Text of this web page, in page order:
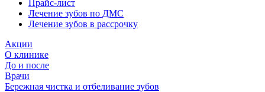
Прайс-лист
Лечение зубов по ДМС
Лечение зубов в рассрочку
Акции
О клинике
До и после
Врачи
Бережная чистка и отбеливание зубов